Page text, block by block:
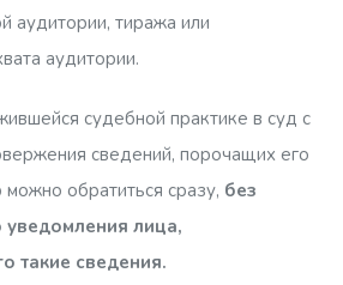
аудитории, тиража или
аудитории.
судебной практике в суд с
сведений, порочащих его
обратиться сразу, без
уведомления лица,
такие сведения.